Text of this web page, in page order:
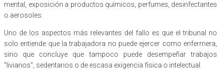
mental, exposición a productos químicos, perfumes, desinfectantes
o aerosoles.
Uno de los aspectos más relevantes del fallo es que el tribunal no
solo entiende que la trabajadora no puede ejercer como enfermera,
sino que concluye que tampoco puede desempeñar trabajos
“livianos”, sedentarios o de escasa exigencia física o intelectual.